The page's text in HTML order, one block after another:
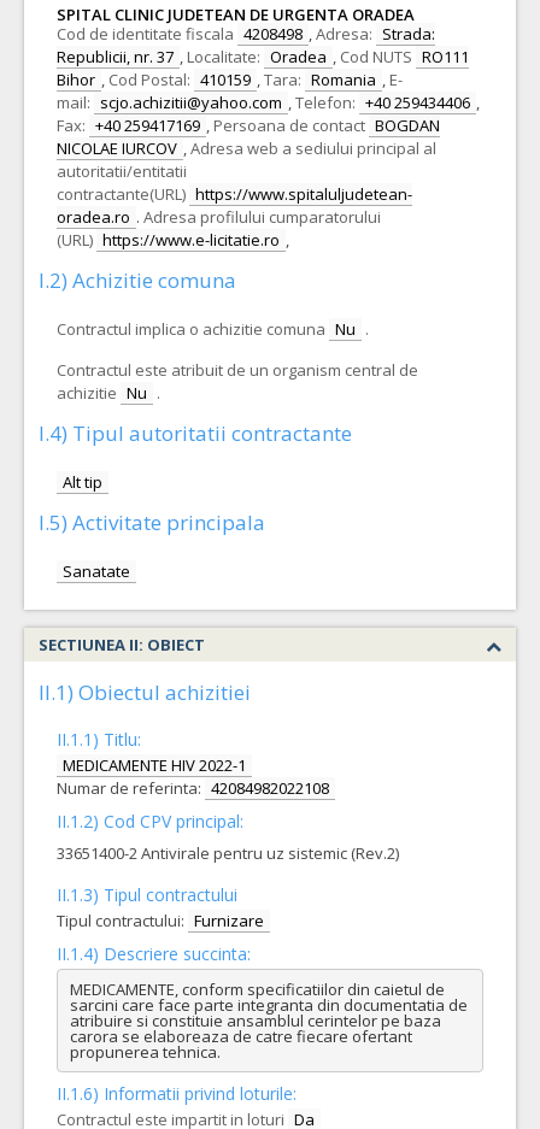
SPITAL CLINIC JUDETEAN DE URGENTA ORADEA
Cod de identitate fiscala 4208498 ,Adresa: Strada:
Republicii, nr. 37 , Localitate: Oradea , Cod NUTS RO111
Bihor , Cod Postal: 410159 ,Tara: Romania , E-
mail: scjo.achizitii@yahoo.com ,Telefon: +40 259434406 ,
Fax: +40 259417169 , Persoana de contact BOGDAN
NICOLAE IURCOV ,Adresa web a sediului principal al
autoritatii/entitatii
contractante(URL) https://www.spitaluljudetean-
oradea.ro . Adresa profilului cumparatorului
(URL) https://www.e-licitatie.ro ,
I.2) Achizitie comuna
Contractul implica o achizitie comuna Nu .
Contractul este atribuit de un organism central de
achizitie Nu .
I.4) Tipul autoritatii contractante
Alt tip
I.5) Activitate principala
Sanatate
SECTIUNEA II: OBIECT
II.1) Obiectul achizitiei
II.1.1) Titlu:
MEDICAMENTE HIV 2022-1
Numar de referinta: 42084982022108
II.1.2) Cod CPV principal:
33651400-2 Antivirale pentru uz sistemic (Rev.2)
II.1.3) Tipul contractului
Tipul contractului: Furnizare
II.1.4) Descriere succinta:
MEDICAMENTE, conform specificatiilor din caietul de
sarcini care face parte integranta din documentatia de
atribuire si constituie ansamblul cerintelor pe baza
carora se elaboreaza de catre fiecare ofertant
propunerea tehnica.
II.1.6) Informatii privind loturile:
Contractul este impartit in loturi Da